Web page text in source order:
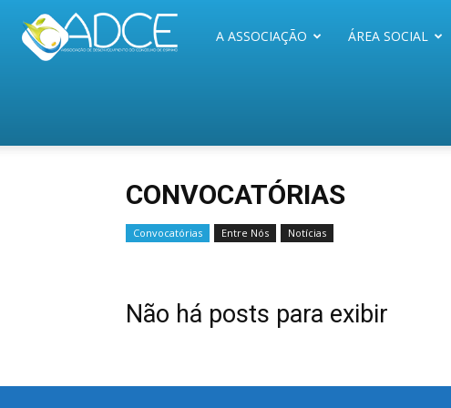
ADCE
A ASSOCIAÇÃO ÁREA SOCIAL
CONVOCATÓRIAS
Convocatórias Entre Nós Notícias
Não há posts para exibir